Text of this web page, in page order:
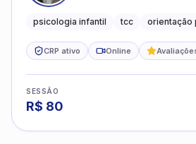
promovendo equilíbrio
psicologia infantil tcc orientação
CRP ativo Online
SESSÃO
R$ 80